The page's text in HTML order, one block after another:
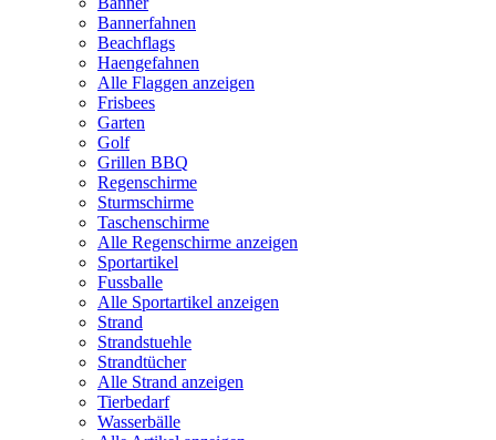
Bannerfahnen
Beachflags
Haengefahnen
Alle Flaggen anzeigen
Frisbees
Garten
Golf
Grillen BBQ
Regenschirme
Sturmschirme
Taschenschirme
Alle Regenschirme anzeigen
Sportartikel
Fussballe
Alle Sportartikel anzeigen
Strand
Strandstuehle
Strandtücher
Alle Strand anzeigen
Tierbedarf
Wasserbälle